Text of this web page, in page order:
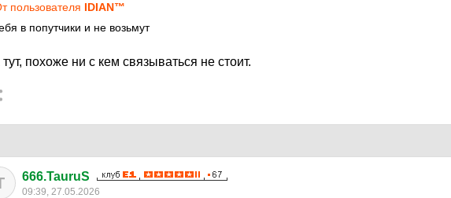
пользователя IDIАN™
в попутчики и не возьмут
похоже ни с кем связываться не стоит.
666.TauruS
09:39, 27.05.2026